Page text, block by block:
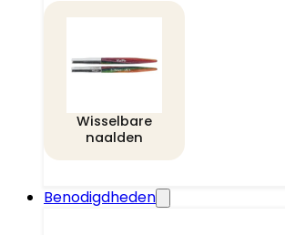
Wisselbare
naalden
Benodigdheden